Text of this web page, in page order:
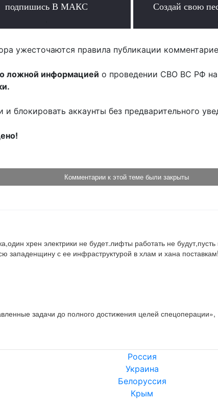
подпишись В МАКС
Создай свою
ужесточаются правила публикации
ложной информацией о проведении СВО ВС РФ
блокировать аккаунты без предварительного
Комментарии к этой теме были закрыты
хрен электрики не будет.лифты работать не
западенщину с ее инфраструктурой в хлам и хана поставкам!
задачи до полного достижения целей спецоперации»,
Россия
Украина
Белоруссия
Крым